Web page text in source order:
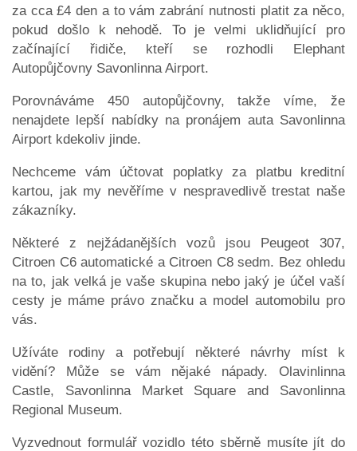
za cca £4 den a to vám zabrání nutnosti platit za něco,
pokud došlo k nehodě. To je velmi uklidňující pro
začínající řidiče, kteří se rozhodli Elephant
Autopůjčovny Savonlinna Airport.
Porovnáváme 450 autopůjčovny, takže víme, že
nenajdete lepší nabídky na pronájem auta Savonlinna
Airport kdekoliv jinde.
Nechceme vám účtovat poplatky za platbu kreditní
kartou, jak my nevěříme v nespravedlivě trestat naše
zákazníky.
Některé z nejžádanějších vozů jsou Peugeot 307,
Citroen C6 automatické a Citroen C8 sedm. Bez ohledu
na to, jak velká je vaše skupina nebo jaký je účel vaší
cesty je máme právo značku a model automobilu pro
vás.
Užíváte rodiny a potřebují některé návrhy míst k
vidění? Může se vám nějaké nápady. Olavinlinna
Castle, Savonlinna Market Square and Savonlinna
Regional Museum.
Vyzvednout formulář vozidlo této sběrně musíte jít do